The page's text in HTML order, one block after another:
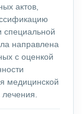
актов,
специальной
направлена
с оценкой
медицинской